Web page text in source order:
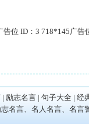
告位 ID：3 718*145广告
| 励志名言 | 句子大全 | 经
名言、名人名言、名